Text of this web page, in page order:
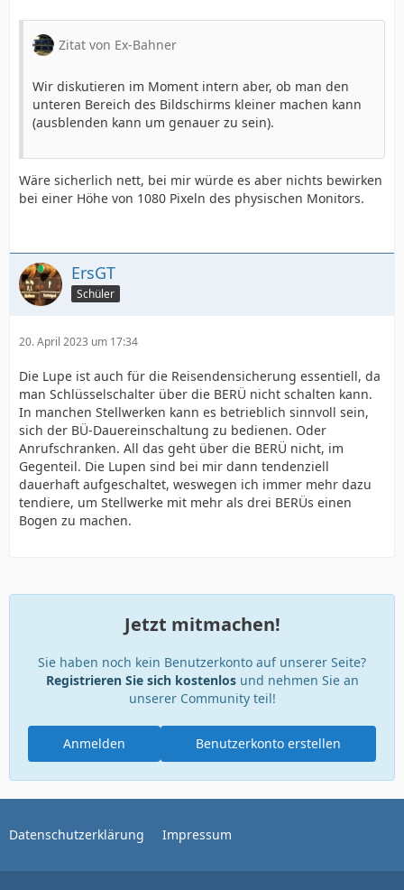
Zitat von Ex-Bahner
Wir diskutieren im Moment intern aber, ob man den
unteren Bereich des Bildschirms kleiner machen kann
(ausblenden kann um genauer zu sein).
Wäre sicherlich nett, bei mir würde es aber nichts bewirken
bei einer Höhe von 1080 Pixeln des physischen Monitors.
ErsGT
Schüler
20. April 2023 um 17:34
Die Lupe ist auch für die Reisendensicherung essentiell, da
man Schlüsselschalter über die BERÜ nicht schalten kann.
In manchen Stellwerken kann es betrieblich sinnvoll sein,
sich der BÜ-Dauereinschaltung zu bedienen. Oder
Anrufschranken. All das geht über die BERÜ nicht, im
Gegenteil. Die Lupen sind bei mir dann tendenziell
dauerhaft aufgeschaltet, weswegen ich immer mehr dazu
tendiere, um Stellwerke mit mehr als drei BERÜs einen
Bogen zu machen.
Jetzt mitmachen!
Sie haben noch kein Benutzerkonto auf unserer Seite?
Registrieren Sie sich kostenlosund nehmen Sie an
unserer Community teil!
Benutzerkonto erstellen
Anmelden
Datenschutzerklärung Impressum